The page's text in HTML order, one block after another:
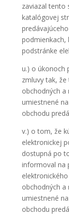
zaviazal tento
katalógovej
podmienkach,
podstránke
u.) o úkonoch
zmluvy tak,
obchodných a
umiestnené
obchodu
v.) o tom, že
elektronickej
dostupná po
informoval na
obchodných a
umiestnené
obchodu